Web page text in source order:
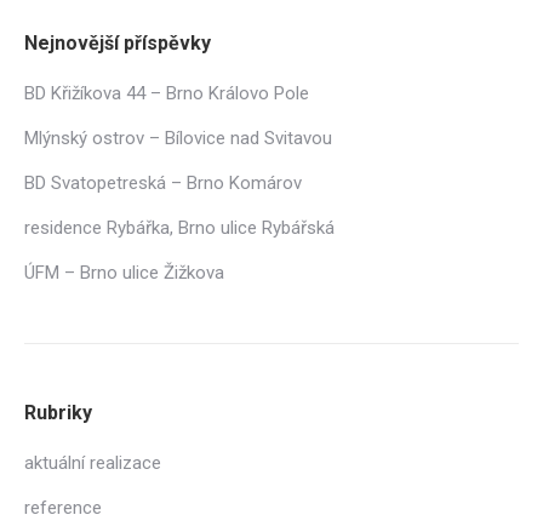
Nejnovější příspěvky
BD Křižíkova 44 – Brno Královo Pole
Mlýnský ostrov – Bílovice nad Svitavou
BD Svatopetreská – Brno Komárov
residence Rybářka, Brno ulice Rybářská
ÚFM – Brno ulice Žižkova
Rubriky
aktuální realizace
reference